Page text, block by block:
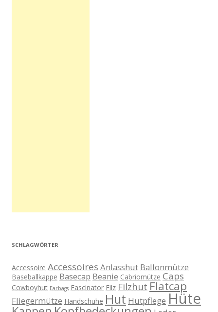
SCHLAGWÖRTER
Accessoire Accessoires Anlasshut Ballonmütze
Baseballkappe Basecap Beanie Cabriomütze Caps
Cowboyhut Earbags Fascinator Filz Filzhut Flatcap
Fliegermütze Handschuhe Hut Hutpflege Hüte